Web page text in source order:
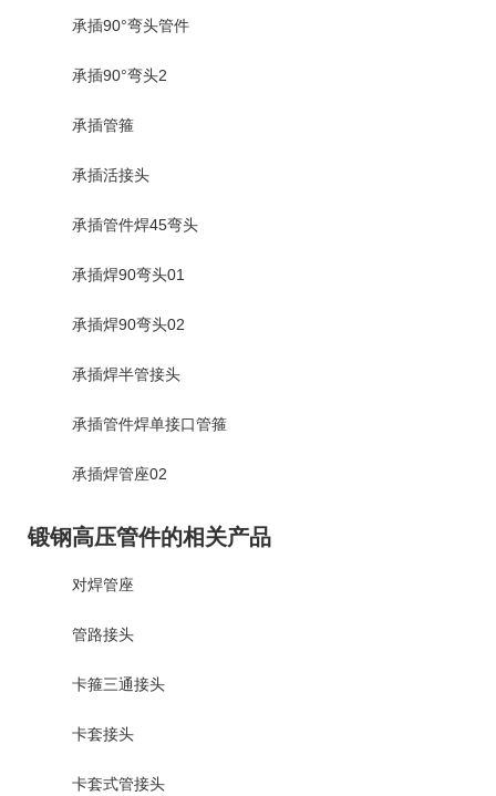
承插90°弯头管件
承插90°弯头2
承插管箍
承插活接头
承插管件焊45弯头
承插焊90弯头01
承插焊90弯头02
承插焊半管接头
承插管件焊单接口管箍
承插焊管座02
锻钢高压管件的相关产品
对焊管座
管路接头
卡箍三通接头
卡套接头
卡套式管接头